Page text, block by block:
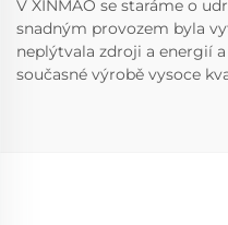
V XINMAO se staráme o
snadným provozem byla
neplýtvala zdroji a energií
současné výrobě vysoce